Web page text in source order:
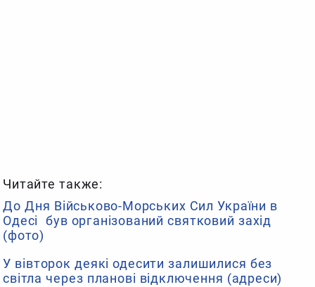
Читайте также:
До Дня Військово-Морських Сил України в
Одесі був організований святковий захід
(фото)
У вівторок деякі одесити залишилися без
світла через планові відключення (адреси)